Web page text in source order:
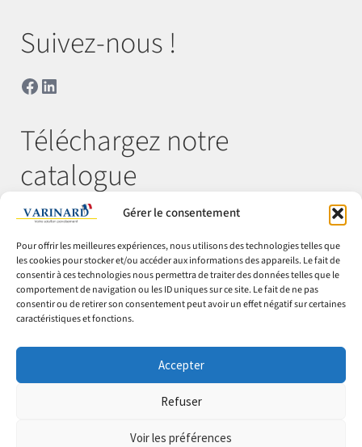
Gérer le consentement
Pour offrir les meilleures expériences, nous utilisons des technologies telles que
les cookies pour stocker et/ou accéder aux informations des appareils. Le fait de
consentir à ces technologies nous permettra de traiter des données telles que le
comportement de navigation ou les ID uniques sur ce site. Le fait de ne pas
consentir ou de retirer son consentement peut avoir un effet négatif sur certaines
caractéristiques et fonctions.
Accepter
Refuser
Voir les préférences
Suivez-nous !
Facebook
LinkedIn
Téléchargez notre
catalogue
© Varinard 2026